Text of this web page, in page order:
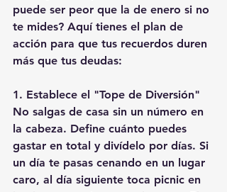
puede ser peor que la de enero si no
te mides? Aquí tienes el plan de
acción para que tus recuerdos duren
más que tus deudas:
1. Establece el "Tope de Diversión"
No salgas de casa sin un número en
la cabeza. Define cuánto puedes
gastar en total y divídelo por días. Si
un día te pasas cenando en un lugar
caro, al día siguiente toca picnic en